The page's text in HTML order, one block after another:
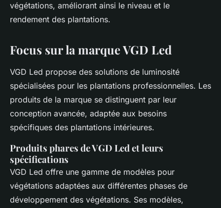
végétations, améliorant ainsi le niveau et le
rendement des plantations.
Focus sur la marque VGD Led
VGD Led propose des solutions de luminosité
spécialisées pour les plantations professionnelles. Les
produits de la marque se distinguent par leur
conception avancée, adaptée aux besoins
spécifiques des plantations intérieures.
Produits phares de VGD Led et leurs
spécifications
VGD Led offre une gamme de modèles pour
végétations adaptées aux différentes phases de
développement des végétations. Ses modèles,